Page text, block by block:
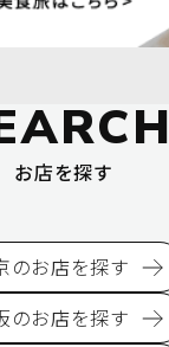
お店を探す
のお店を探す
のお店を探す